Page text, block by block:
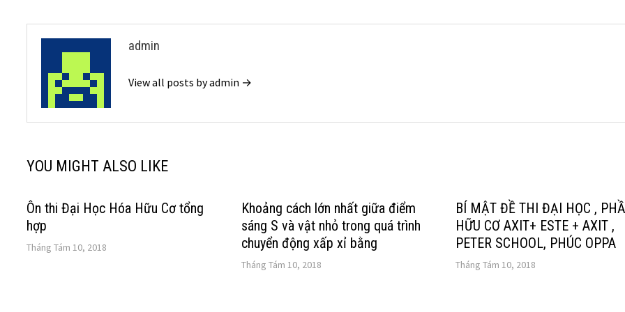
admin
View all posts by admin →
YOU MIGHT ALSO LIKE
Ôn thi Đại Học Hóa Hữu Cơ tổng
hợp
Tháng Tám 10, 2018
Khoảng cách lớn nhất giữa điểm
sáng S và vật nhỏ trong quá trình
chuyển động xấp xỉ bằng
Tháng Tám 10, 2018
BÍ MẬT ĐỀ THI ĐẠI HỌC ,
HỮU CƠ AXIT+ ESTE + AXIT ,
PETER SCHOOL, PHÚC OPPA
Tháng Tám 10, 2018